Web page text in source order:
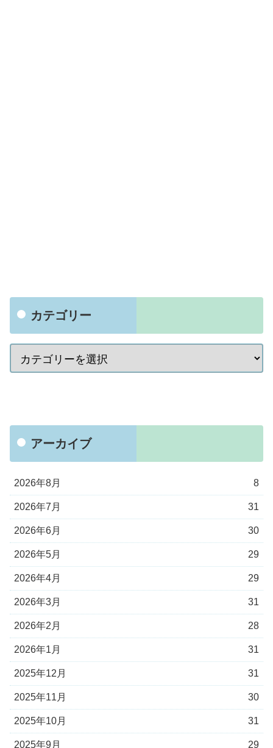
カテゴリー
アーカイブ
2026年8月 8
2026年7月 31
2026年6月 30
2026年5月 29
2026年4月 29
2026年3月 31
2026年2月 28
2026年1月 31
2025年12月 31
2025年11月 30
2025年10月 31
2025年9月 29